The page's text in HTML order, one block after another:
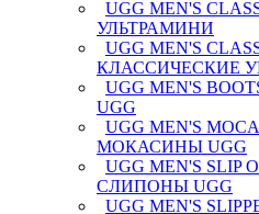
UGG MEN'S
УЛЬТРАМИНИ
UGG MEN'S
КЛАССИЧЕСКИЕ
UGG MEN'S
UGG
UGG MEN'S
МОКАСИНЫ UGG
UGG MEN'S
СЛИПОНЫ UGG
UGG MEN'S